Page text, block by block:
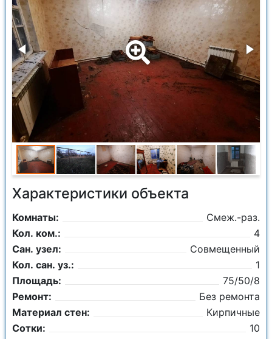
Характеристики объекта
Комнаты:
Смеж.-раз.
Кол. ком.:
4
Сан. узел:
Совмещенный
Кол. сан. уз.:
1
Площадь:
75/50/8
Ремонт:
Без ремонта
Материал стен:
Кирпичные
Сотки:
10